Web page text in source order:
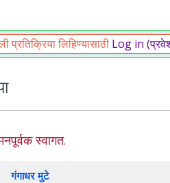
प्रतिक्रिया लिहिण्यासाठी Log in
स्वागत.
गंगाधर मुटे